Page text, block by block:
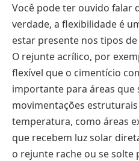
Você pode ter ouvido falar
verdade, a flexibilidade é
estar presente nos tipos
O rejunte acrílico, por
flexível que o cimentício
importante para áreas que
movimentações
temperatura, como áreas
que recebem luz solar
o rejunte rache ou se solte